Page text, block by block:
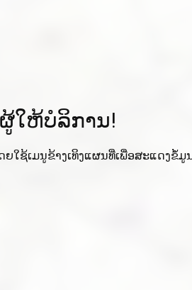
ໃຫ້ບໍລິການ!
ໃຊ້ເມນູຂ້າງເທິງແຜນທີ່ເພື່ອສະແດງຂໍ້ມູ